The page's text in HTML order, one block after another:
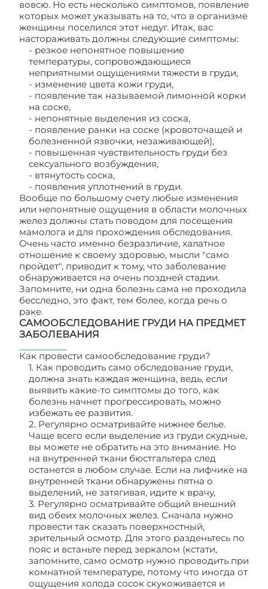
вовсю. Но есть несколько симптомов, появление
которых может указывать на то, что в организме
женщины поселился этот недуг. Итак, вас
настораживать должны следующие симптомы:
- резкое непонятное повышение
температуры, сопровождающиеся
неприятными ощущениями тяжести в груди,
- изменение цвета кожи груди,
- появление так называемой лимонной корки
на соске,
- непонятные выделения из соска,
- появление ранки на соске (кровоточащей и
болезненной язвочки, незаживающей),
- повышенная чувствительность груди без
сексуального возбуждения,
- втянутость соска,
- появления уплотнений в груди.
Вообще по большому счету любые изменения
или непонятные ощущения в области молочных
желез должны стать поводом для посещения
мамолога и для прохождения обследования.
Очень часто именно безразличие, халатное
отношение к своему здоровью, мысли "само
пройдет", приводит к тому, что заболевание
обнаруживается на очень поздней стадии.
Запомните, ни одна болезнь сама не проходила
бесследно, это факт, тем более, когда речь о
раке.
САМООБСЛЕДОВАНИЕ ГРУДИ НА ПРЕДМЕТ
ЗАБОЛЕВАНИЯ
Как провести самообследование груди?
1. Как проводить само обследование груди,
должна знать каждая женщина, ведь, если
выявить какие-то симптомы до того, как
болезнь начнет прогрессировать, можно
избежать ее развития.
2. Регулярно осматривайте нижнее белье.
Чаще всего если выделение из груди скудные,
вы можете не обратить на это внимание. Но
на внутренней ткани бюстгальтера след
останется в любом случае. Если на лифчике на
внутренней ткани обнаружены пятна о
выделений, не затягивая, идите к врачу,
3. Регулярно осматривайте общий внешний
вид обеих молочных желез. Сначала нужно
провести так сказать поверхностный,
зрительный осмотр. Для этого разденьтесь по
пояс и встаньте перед зеркалом (кстати,
запомните, само осмотр нужно проводить при
комнатной температуре, потому что иногда от
ощущения холода сосок скукоживается и